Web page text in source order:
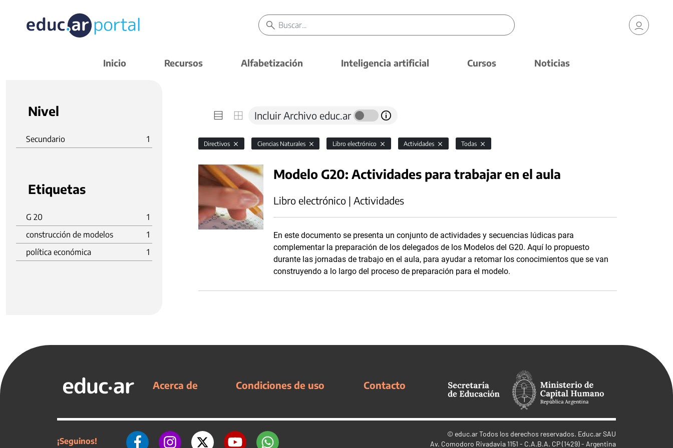
Inicio Recursos Alfabetización Inteligencia artificial Cursos Noticias
Nivel
Secundario 1
Etiquetas
G 20
1
construcción de modelos
1
política económica
1
Incluir Archivo educ.ar
Directivos Ciencias Naturales Libro electrónico Actividades Todas
Modelo G20: Actividades para trabajar en el aula
Libro electrónico | Actividades
En este documento se presenta un conjunto de actividades y secuencias lúdicas para
complementar la preparación de los delegados de los Modelos del G20. Aquí lo propuesto
durante las jornadas de trabajo en el aula, para ayudar a retomar los conocimientos que se van
construyendo a lo largo del proceso de preparación para el modelo.
Acerca de Condiciones de uso Contacto
¡Seguinos!
© educ.arTodos los derechos reservados. Educ.ar SAU
Av. Comodoro Rivadavia 1151 - C.A.B.A. CP (1429) - Argentina